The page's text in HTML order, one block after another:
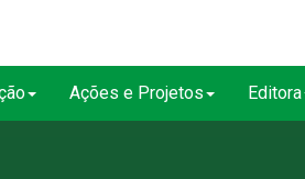
Ações e Projetos Editora